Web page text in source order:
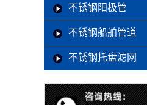
不锈钢阳极管
不锈钢船舶管道
不锈钢托盘滤网